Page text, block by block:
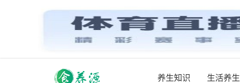
养生知识 生活养生